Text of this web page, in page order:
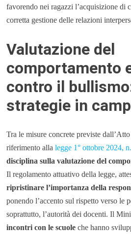
favorendo nei ragazzi l’acquisizione di
corretta gestione delle relazioni
Valutazione del
comportamento
contro il
strategie in
Tra le misure concrete previste
riferimento alla legge 1° ottobre 2024,
disciplina sulla valutazione del
Il regolamento attuativo della legge,
ripristinare l’importanza della
ponendo l’accento sul rispetto verso le
soprattutto, l’autorità dei docenti. Il
incontri con le scuoleche hanno